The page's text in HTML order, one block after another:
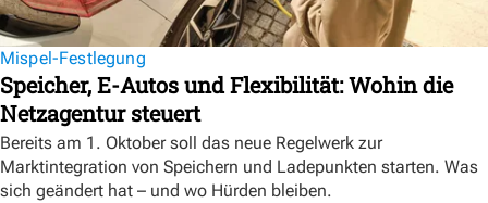
Mispel-Festlegung
Speicher, E-Autos und Flexibilität: Wohin die
Netzagentur steuert
Bereits am 1. Oktober soll das neue Regelwerk zur
Marktintegration von Speichern und Ladepunkten starten. Was
sich geändert hat – und wo Hürden bleiben.